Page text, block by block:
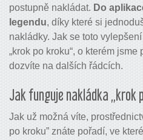
postupně nakládat. Do
legendu, díky které si
nakládky. Jak se toto
„krok po kroku“, o kterém jsme
dozvíte na dalších řádcích.
Jak funguje nakládka „krok
Jak už možná víte,
po kroku” znáte pořadí, ve